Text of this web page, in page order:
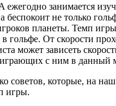
занимается
не только
планеты. Темп
гольфе. От скорости
может зависеть
с ним в данный
советов, которые, на
игры.